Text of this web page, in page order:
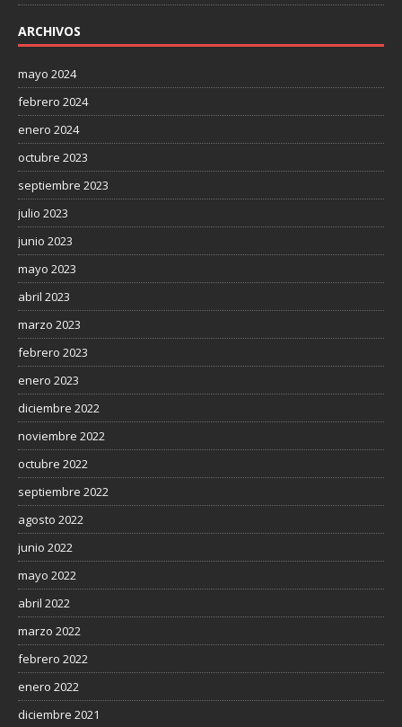
ARCHIVOS
mayo 2024
febrero 2024
enero 2024
octubre 2023
septiembre 2023
julio 2023
junio 2023
mayo 2023
abril 2023
marzo 2023
febrero 2023
enero 2023
diciembre 2022
noviembre 2022
octubre 2022
septiembre 2022
agosto 2022
junio 2022
mayo 2022
abril 2022
marzo 2022
febrero 2022
enero 2022
diciembre 2021